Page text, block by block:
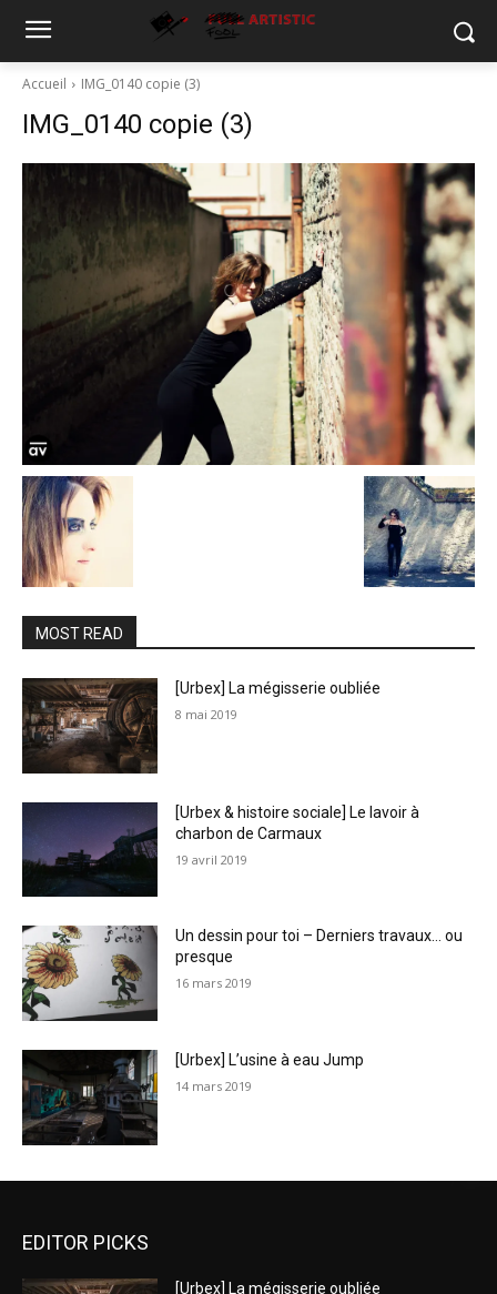
Accueil IMG_0140 copie (3)
IMG_0140 copie (3)
MOST READ
[Urbex] La mégisserie oubliée
8 mai 2019
[Urbex & histoire sociale] Le lavoir à
charbon de Carmaux
19 avril 2019
Un dessin pour toi – Derniers travaux… ou
presque
16 mars 2019
[Urbex] L’usine à eau Jump
14 mars 2019
EDITOR PICKS
[Urbex] La mégisserie oubliée